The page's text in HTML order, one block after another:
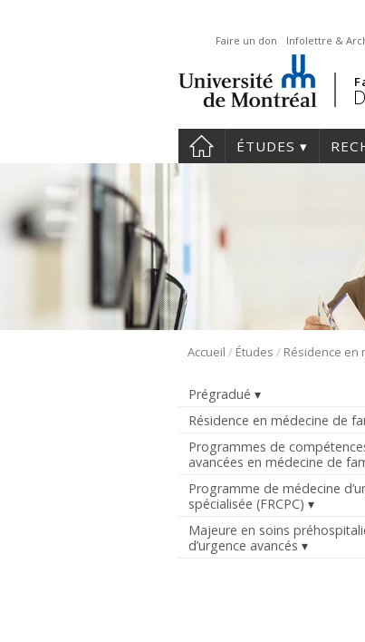
Faire un don Infolettre &
ÉTUDES
Accueil / Études /
Prégradué
Résidence en médecine de
Programmes de
avancées en médecine de
Programme de médecine
spécialisée (FRCPC)
Majeure en soins
d’urgence avancés